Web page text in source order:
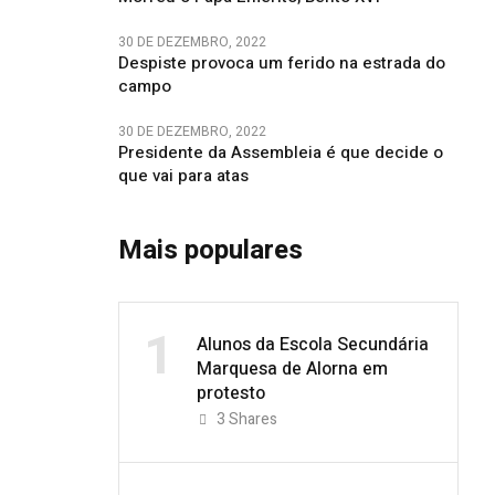
30 DE DEZEMBRO, 2022
Despiste provoca um ferido na estrada do
campo
30 DE DEZEMBRO, 2022
Presidente da Assembleia é que decide o
que vai para atas
Mais populares
1
Alunos da Escola Secundária
Marquesa de Alorna em
protesto
3Shares